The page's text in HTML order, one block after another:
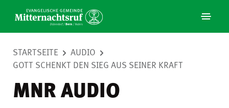
STARTSEITE
AUDIO
GOTT SCHENKT DEN SIEG AUS SEINER KRAFT
MNR AUDIO